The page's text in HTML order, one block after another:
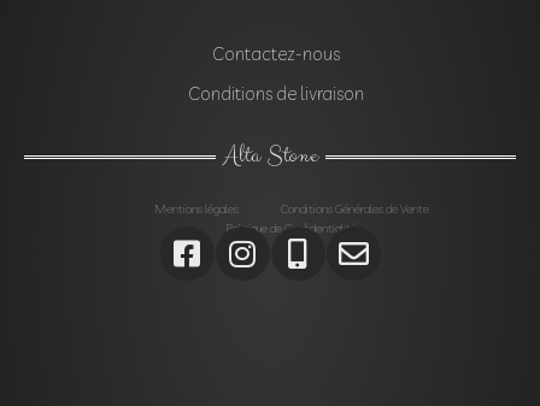
Contactez-nous
Conditions de livraison
Alta Stone
Mentions légales
Conditions Générales de Vente
Politique de Confidentialité